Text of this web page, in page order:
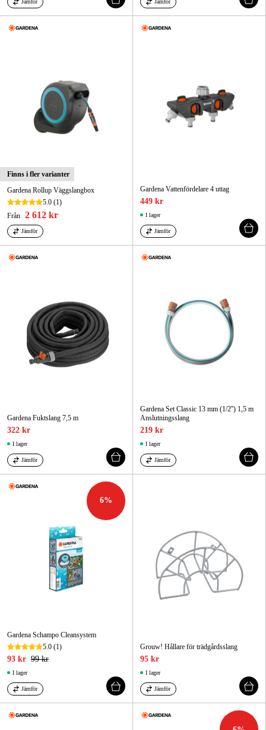
Jämför Jämför
Finns i fler varianter
Gardena Rollup Väggslangbox
5.0 (1)
Från 2 612 kr
Jämför
Gardena Vattenfördelare 4 uttag
449 kr
I lager
Jämför
Gardena Fuktslang 7,5 m
322 kr
I lager
Jämför
Gardena Set Classic 13 mm (1/2'') 1,5 m
Anslutningsslang
219 kr
I lager
Jämför
6%
Gardena Schampo Cleansystem
5.0 (1)
93 kr 99 kr
I lager
Jämför
Grouw! Hållare för trädgårdsslang
95 kr
I lager
Jämför